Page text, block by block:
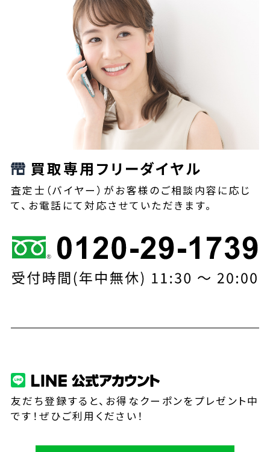
買取専用フリーダイヤル
査定士（バイヤー）がお客様のご相談内容に応じ
て、お電話にて対応させていただきます。
友だち登録すると、お得なクーポンをプレゼント中
です！ぜひご利用ください！